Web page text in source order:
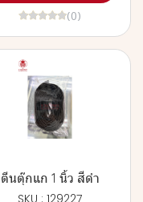
(0)
ตีนตุ๊กแก 1 นิ้ว สีดำ
SKU : 129227